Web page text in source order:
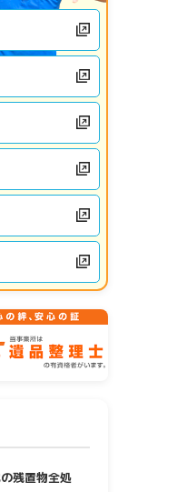
残置物全処